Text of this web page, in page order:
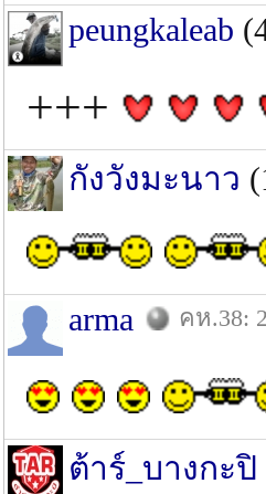
peungkaleab
+++
กังวังมะนาว
arma คห.38:
ต้าร์_บางกะปิ